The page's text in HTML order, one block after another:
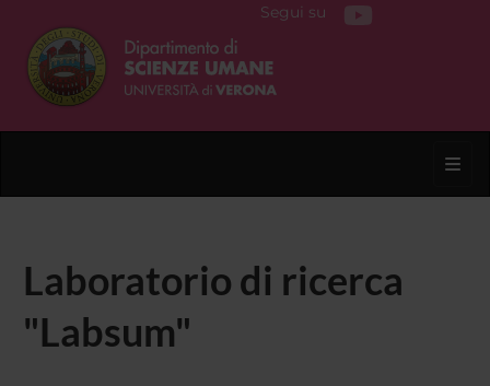
Segui su
Laboratorio di ricerca
"Labsum"